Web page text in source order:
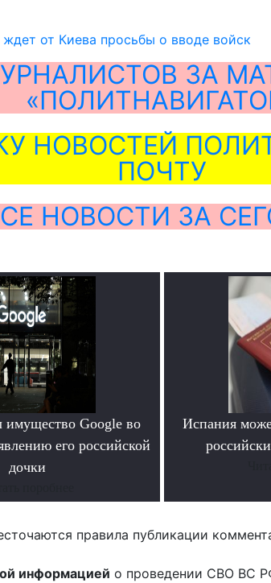
от Киева просьбы о вводе войск
ЗА
НОВОСТЕЙ
ПОЧТУ
НОВОСТИ ЗА
имущество Google во
его российской
дочки
Испания
правила публикации
информацией о проведении СВО ВС